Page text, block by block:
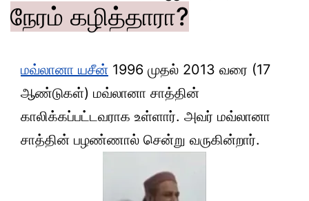
நேரம் கழித்தாரா?
மவ்லானா யசீன் 1996 முதல் 2013 வரை (17
ஆண்டுகள்) மவ்லானா சாத்தின்
காலிக்கப்பட்டவராக உள்ளார். அவர் மவ்லானா
சாத்தின் பழண்ணால் சென்று வருகின்றார்.